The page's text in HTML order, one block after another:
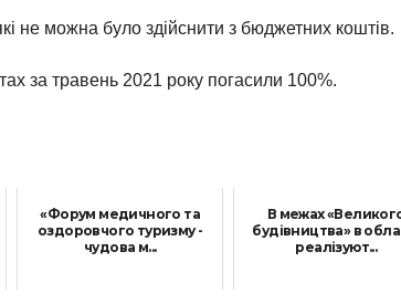
не можна було здійснити з бюджетних коштів.
за травень 2021 року погасили 100%.
«Форум медичного та
оздоровчого туризму -
чудова м...
В межах
будівництва» в
реалізуют...